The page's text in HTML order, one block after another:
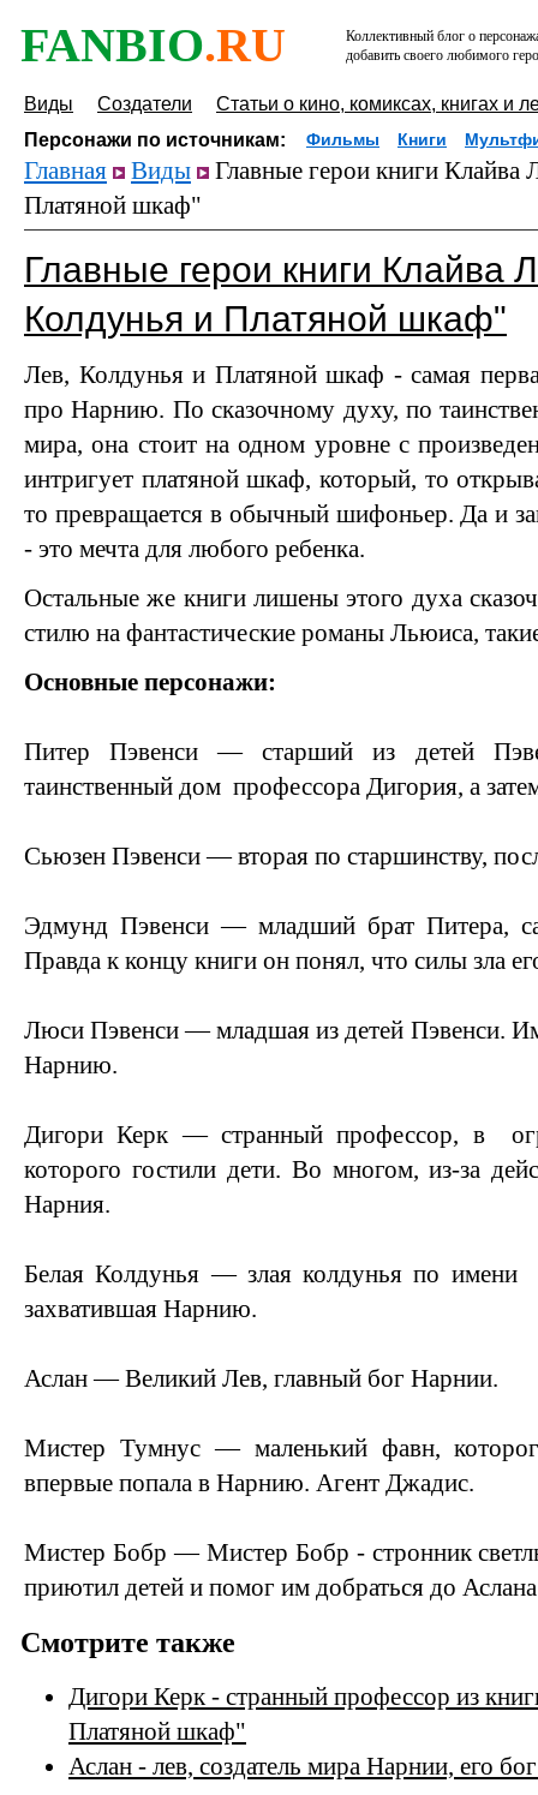
FANBIO.RU
Коллективный блог о
добавить своего любимого
Виды Создатели
Статьи о кино, комиксах, книгах и
Персонажи по источникам:
Фильмы Книги
Главная Виды
Главные герои книги
Платяной шкаф"
Главные герои книги Клайва
Колдунья и Платяной шкаф"
Лев, Колдунья и Платяной шкаф - самая
про Нарнию. По сказочному духу, по
мира, она стоит на одном уровне с
интригует платяной шкаф, который, то
то превращается в обычный шифоньер. Да и
- это мечта для любого ребенка.
Остальные же книги лишены этого духа
стилю на фантастические романы Льюиса,
Основные персонажи:
Питер Пэвенси — старший из детей
таинственный дом профессора Дигория, а
Сьюзен Пэвенси — вторая по старшинству,
Эдмунд Пэвенси — младший брат Питера,
Правда к концу книги он понял, что силы зла
Люси Пэвенси — младшая из детей Пэвенси.
Нарнию.
Дигори Керк — странный профессор, в
которого гостили дети. Во многом, из-за
Нарния.
Белая Колдунья — злая колдунья по имени
захватившая Нарнию.
Аслан — Великий Лев, главный бог Нарнии.
Мистер Тумнус — маленький фавн,
впервые попала в Нарнию. Агент Джадис.
Мистер Бобр — Мистер Бобр - стронник
приютил детей и помог им добраться до
Смотрите также
Дигори Керк - странный профессор из
Платяной шкаф"
Аслан - лев, создатель мира Нарнии, его